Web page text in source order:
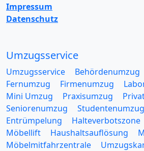
Impressum
Datenschutz
Umzugsservice
Umzugsservice Behördenumzug
Fernumzug
Firmenumzug
Mini Umzug
Praxisumzug
Seniorenumzug
Studentenumzug
Entrümpelung
Halteverbotszone
Möbellift
Haushaltsauflösung
Möbelmitfahrzentrale